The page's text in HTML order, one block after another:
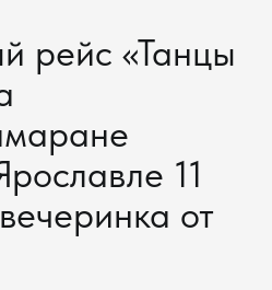
рейс «Танцы
11
от